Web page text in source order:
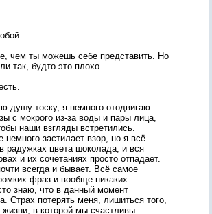
чем ты можешь себе представить. Но
так, будто это плохо…
тоску, я немного отодвигаю
с мокрого из-за воды и пары лица,
наши взгляды встретились.
немного застилает взор, но я всё
радужках цвета шоколада, и вся
и их сочетаниях просто отпадает.
всегда и бывает. Всё самое
фраз и вообще никаких
знаю, что в данный момент
Страх потерять меня, лишиться того,
жизни, в которой мы счастливы